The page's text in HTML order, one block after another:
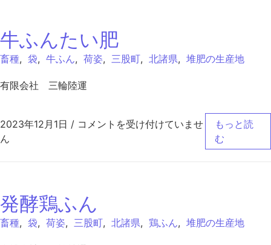
牛ふんたい肥
畜種, 袋, 牛ふん, 荷姿, 三股町, 北諸県, 堆肥の生産地
有限会社 三輪陸運
2023年12月1日 / 牛ふんたい肥 は
コメントを受け付けていませ
ん
もっと読
む
発酵鶏ふん
畜種, 袋, 荷姿, 三股町, 北諸県, 鶏ふん, 堆肥の生産地